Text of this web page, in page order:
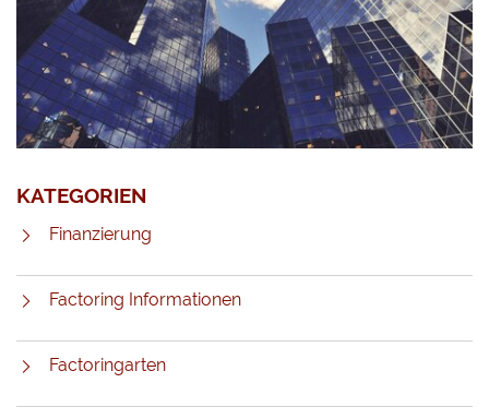
KATEGORIEN
Finanzierung
Factoring Informationen
Factoringarten